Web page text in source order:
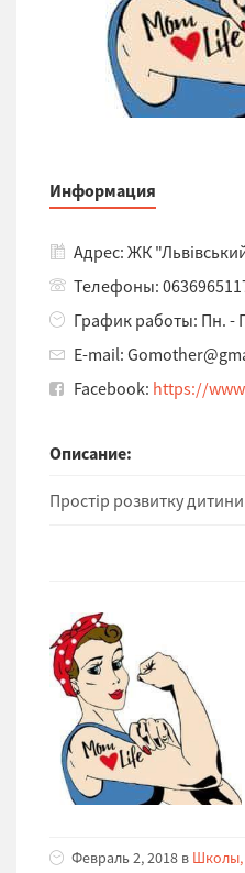
Информация
Адрес: ЖК
Телефоны:
График работы: Пн. -
E-mail:
Facebook: https://
Описание:
Простір розвитку
Февраль 2, 2018 в Школы,